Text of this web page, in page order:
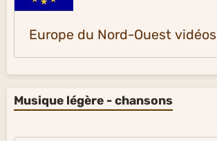
Europe du Nord-Ouest vidéos
Musique légère - chansons